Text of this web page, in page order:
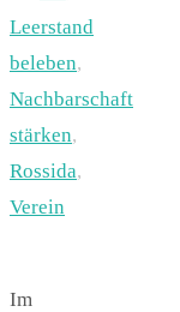
Leerstand
beleben,
Nachbarschaft
stärken,
Rossida,
Verein
Im